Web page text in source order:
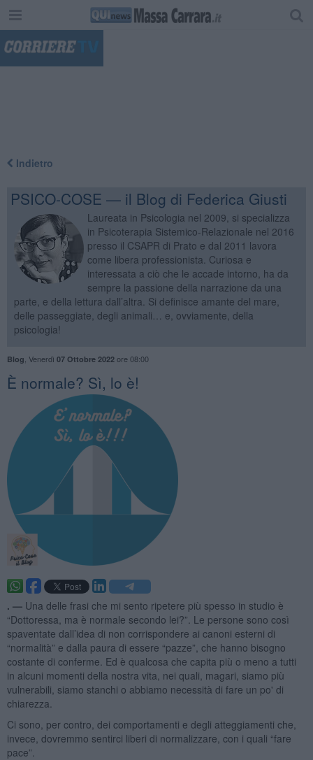
Indietro
PSICO-COSE — il Blog di Federica Giusti
Laureata in Psicologia nel 2009, si specializza
in Psicoterapia Sistemico-Relazionale nel 2016
presso il CSAPR di Prato e dal 2011 lavora
come libera professionista. Curiosa e
interessata a ciò che le accade intorno, ha da
sempre la passione della narrazione da una
parte, e della lettura dall’altra. Si definisce amante del mare,
delle passeggiate, degli animali… e, ovviamente, della
psicologia!
Blog Venerdì 07 Ottobre 2022ore 08:00
​È normale? Sì, lo è!
. — Una delle frasi che mi sento ripetere più spesso in studio è
“Dottoressa, ma è normale secondo lei?”. Le persone sono così
spaventate dall’idea di non corrispondere ai canoni esterni di
“normalità” e dalla paura di essere “pazze”, che hanno bisogno
costante di conferme. Ed è qualcosa che capita più o meno a tutti
in alcuni momenti della nostra vita, nei quali, magari, siamo più
vulnerabili, siamo stanchi o abbiamo necessità di fare un po' di
chiarezza.
Ci sono, per contro, dei comportamenti e degli atteggiamenti che,
invece, dovremmo sentirci liberi di normalizzare, con i quali “fare
pace”.